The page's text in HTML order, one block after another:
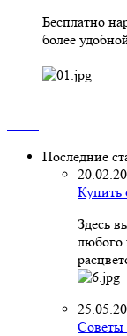
Бесплатно
более
Последние
Купить
Здесь
любого